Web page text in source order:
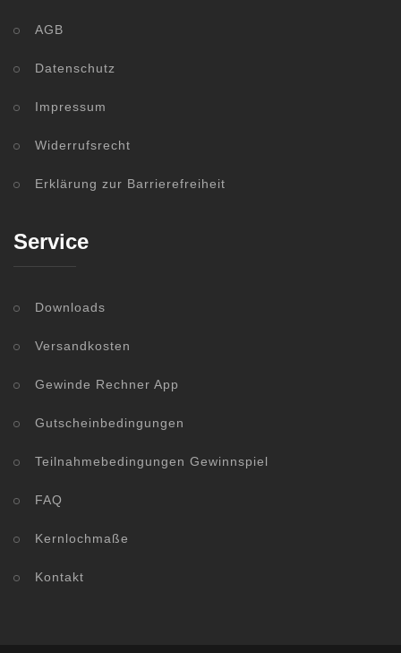
AGB
Datenschutz
Impressum
Widerrufsrecht
Erklärung zur Barrierefreiheit
Service
Downloads
Versandkosten
Gewinde Rechner App
Gutscheinbedingungen
Teilnahmebedingungen Gewinnspiel
FAQ
Kernlochmaße
Kontakt